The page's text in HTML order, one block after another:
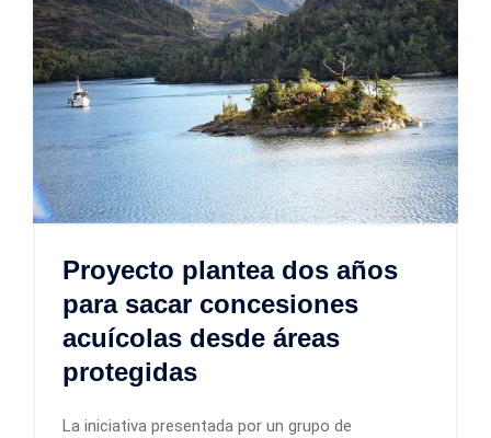
Proyecto plantea dos años
para sacar concesiones
acuícolas desde áreas
protegidas
La iniciativa presentada por un grupo de